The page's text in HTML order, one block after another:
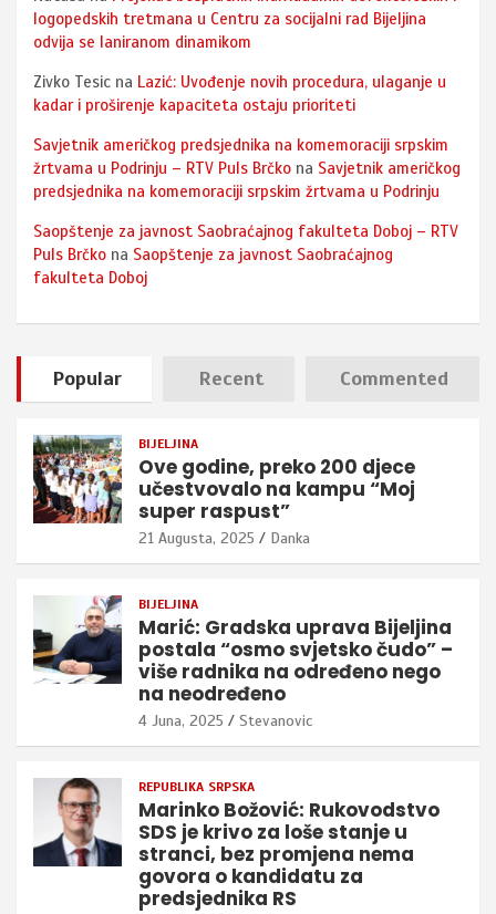
logopedskih tretmana u Centru za socijalni rad Bijeljina
odvija se laniranom dinamikom
Zivko Tesic na Lazić: Uvođenje novih procedura, ulaganje u
kadar i proširenje kapaciteta ostaju prioriteti
Savjetnik američkog predsjednika na komemoraciji srpskim
žrtvama u Podrinju – RTV Puls Brčko na Savjetnik američkog
predsjednika na komemoraciji srpskim žrtvama u Podrinju
Saopštenje za javnost Saobraćajnog fakulteta Doboj – RTV
Puls Brčko na Saopštenje za javnost Saobraćajnog
fakulteta Doboj
Popular Recent Commented
BIJELJINA
Ove godine, preko 200 djece
učestvovalo na kampu “Moj
super raspust”
21 Augusta, 2025 Danka
BIJELJINA
Marić: Gradska uprava Bijeljina
postala “osmo svjetsko čudo” –
više radnika na određeno nego
na neodređeno
4 Juna, 2025 Stevanovic
REPUBLIKA SRPSKA
Marinko Božović: Rukovodstvo
SDS je krivo za loše stanje u
stranci, bez promjena nema
govora o kandidatu za
predsjednika RS